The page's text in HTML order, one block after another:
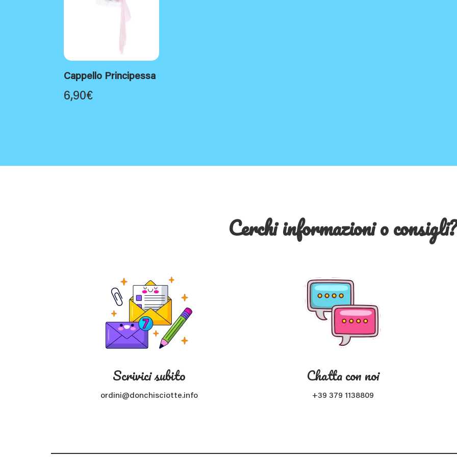
Cappello Principessa
6,90€
Cerchi informazioni o consigli?
Scrivici subito
ordini@donchisciotte.info
Chatta con noi
+39 379 1138809